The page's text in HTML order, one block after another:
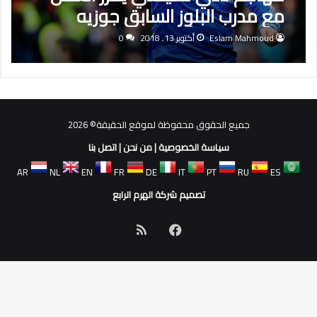
مع مدرب البلوز السابق جوزيه
مورينيو مرة أخرى
Eslam Mahmoud أكتوبر 13, 2018 0
جميع الحقوق محفوظة لموقع الحقيقة© 2026
سياسة الخصوصية|من نحن|اتصل بنا
AR
NL EN FR DE IT PT RU
ES
تصميم شركة الهرم الرابع
فيسبوك
الموقع